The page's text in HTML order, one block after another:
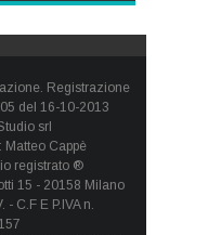
Registrazione
del 16-10-2013
srl
Matteo Cappè
registrato ®
15 - 20158 Milano
- C.F E P.IVA n.